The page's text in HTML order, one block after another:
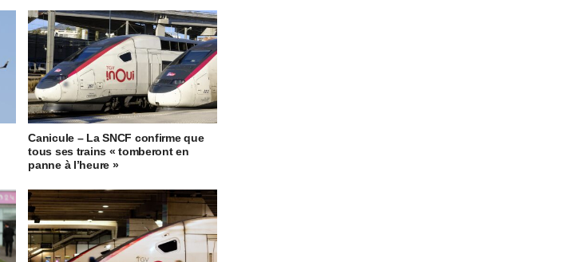
Canicule – La SNCF confirme que
tous ses trains « tomberont en
panne à l’heure »